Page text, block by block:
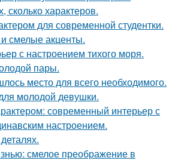
сколько характеров.
для современной студентки.
смелые акценты.
с настроением тихого моря.
пары.
место для всего необходимого.
молодой девушки.
современный интерьер с
настроением.
смелое преображение в